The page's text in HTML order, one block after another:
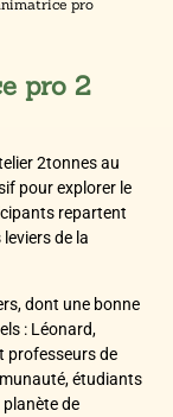
pro
pro 2
2tonnes au
pour explorer le
repartent
de la
dont une bonne
: Léonard,
professeurs de
étudiants
de